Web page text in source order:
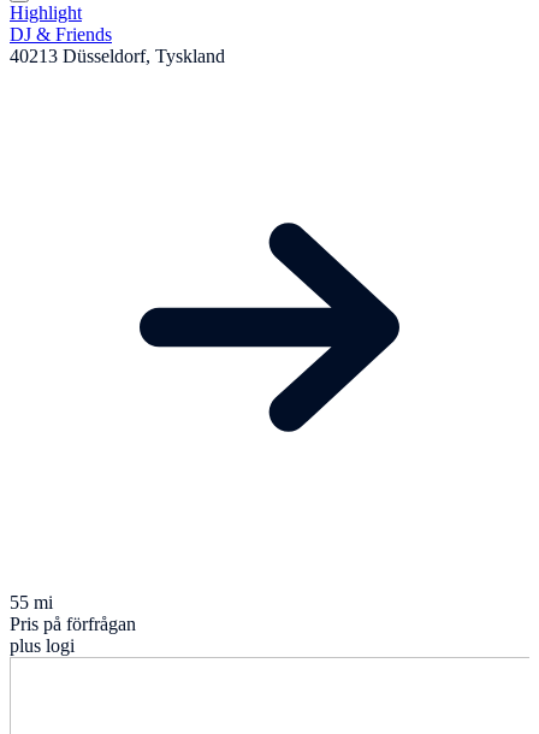
Highlight
DJ & Friends
40213 Düsseldorf, Tyskland
55 mi
Pris på förfrågan
plus logi